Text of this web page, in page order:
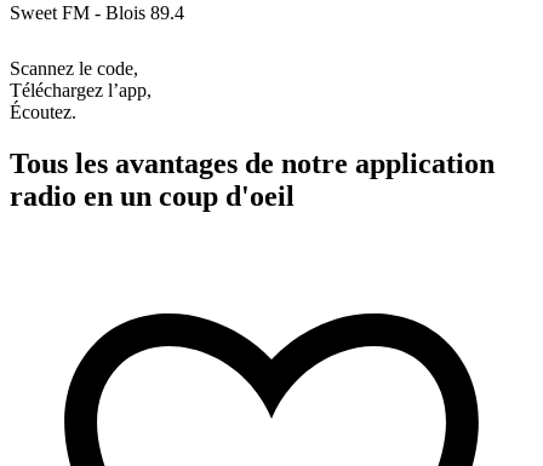
Sweet FM - Blois 89.4
Scannez le code,
Téléchargez l’app,
Écoutez.
Tous les avantages de notre application
radio en un coup d'oeil